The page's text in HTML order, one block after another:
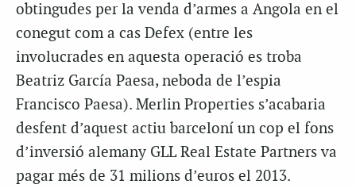
obtingudes per la venda d’armes a Angola en el
conegut com a cas Defex (entre les
involucrades en aquesta operació es troba
Beatriz García Paesa, neboda de l’espia
Francisco Paesa). Merlin Properties s’acabaria
desfent d’aquest actiu barceloní un cop el fons
d’inversió alemany GLL Real Estate Partners va
pagar més de 31 milions d’euros el 2013.